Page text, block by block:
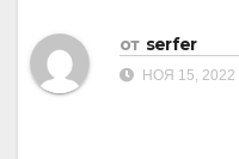
от serfer
НОЯ 15, 2022